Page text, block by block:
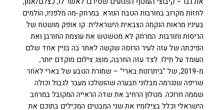
לחזות מקרוב בחורבות הטבח הנורא. במרחק-מה מלפניו, הולמים
בעיניו מראות הנקמה הצבאית הישראלית: קו אופק מושטח של
הריסות וחורבות. המרחק לא מטשטש את עוצמת החורבן ואת
הפיכתה של עזה לעיר הרוסה שקשה לאתר בה בניין אחד שלם
העומד על תילו. לצד עזה החרבה, מוצג צילום מוקדם יותר,
מ-2019, של "ביתרונות בארי" – שמורת הטבע של בארי לאחר
שריפה שנגרמה מבלוני תבערה שהושלכו מעבר לגבול וכולה
שממה חרוכה. מטלון הרחיב את שדה הראייה המקובל במרחב
הישראלי וכלל בצילומיו את שני המבטים המכילים בתוכם את